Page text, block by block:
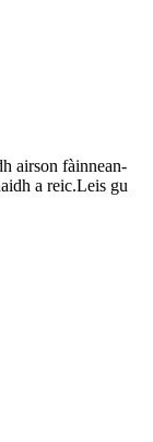
airson fàinnean-
a reic.Leis gu